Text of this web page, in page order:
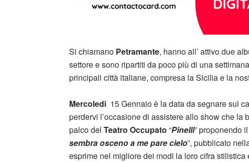
Si chiamano Petramante, hanno all’ attivo due
settore e sono ripartiti da poco più di una
principali città italiane, compresa la Sicilia e la
Mercoledi 15 Gennaio è la data da segnare sul
perdervi l’occasione di assistere allo show che
palco del Teatro Occupato “Pinelli” proponendo
sembra osceno a me pare cielo”, pubblicato
esprime nel migliore dei modi la loro cifra